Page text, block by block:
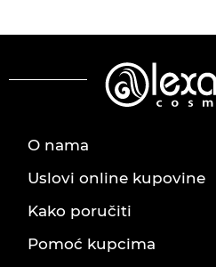
O nama
Uslovi online kupovine
Kako poručiti
Pomoć kupcima